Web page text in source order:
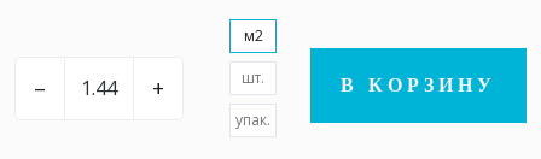
– +
м2
шт.
упак.
В КОРЗИНУ